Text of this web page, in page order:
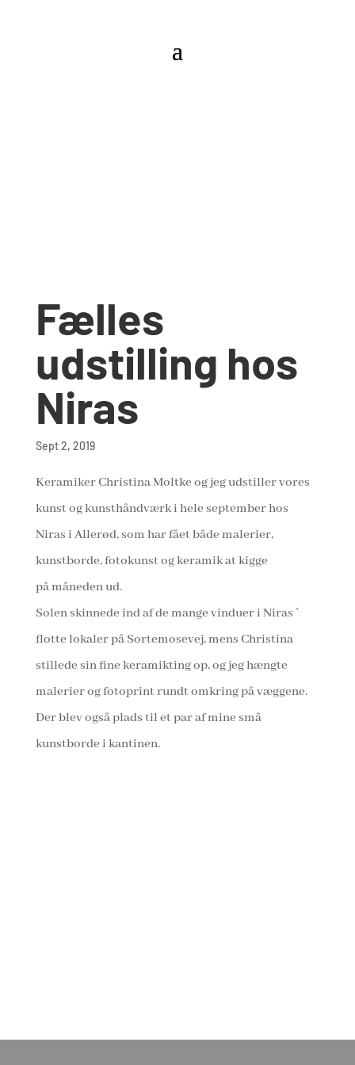
Fælles
udstilling hos
Niras
Sept 2, 2019
Keramiker Christina Moltke og jeg udstiller vores
kunst og kunsthåndværk i hele september hos
Niras i Allerød, som harfået både malerier,
kunstborde, fotokunst og keramik at kigge
påmånedenud.
Solen skinnede ind af de mange vinduer i Niras´
flotte lokaler på Sortemosevej, mens Christina
stillede sin fine keramikting op, og jeg hængte
malerier og fotoprint rundt omkring på væggene.
Der blev også plads til et par af mine små
kunstborde i kantinen.